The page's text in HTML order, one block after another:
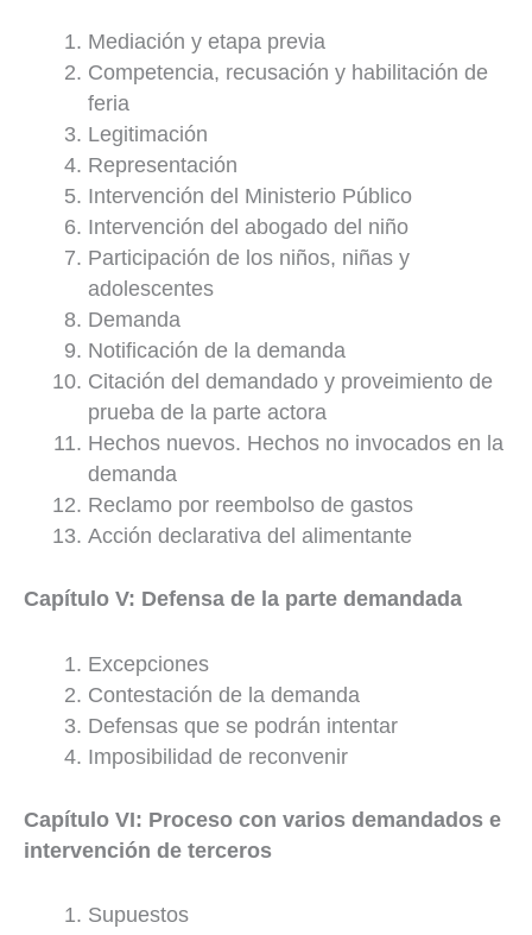
Mediación y etapa previa
Competencia, recusación y habilitación de
feria
Legitimación
Representación
Intervención del Ministerio Público
Intervención del abogado del niño
Participación de los niños, niñas y
adolescentes
Demanda
Notificación de la demanda
Citación del demandado y proveimiento de
prueba de la parte actora
Hechos nuevos. Hechos no invocados en la
demanda
Reclamo por reembolso de gastos
Acción declarativa del alimentante
Capítulo V: Defensa de la parte demandada
Excepciones
Contestación de la demanda
Defensas que se podrán intentar
Imposibilidad de reconvenir
Capítulo VI: Proceso con varios demandados e
intervención de terceros
Supuestos